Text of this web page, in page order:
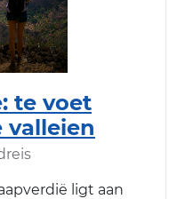
te voet
valleien
ligt aan